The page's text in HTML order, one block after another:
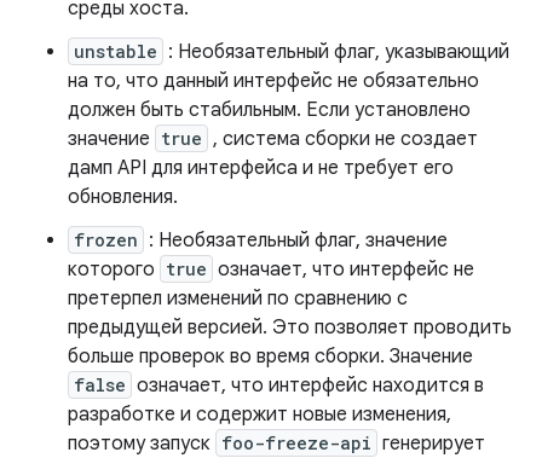
среды хоста.
unstable : Необязательный флаг, указывающий
на то, что данный интерфейс не обязательно
должен быть стабильным. Если установлено
значение true , система сборки не создает
дамп API для интерфейса и не требует его
обновления.
frozen : Необязательный флаг, значение
которого true означает, что интерфейс не
претерпел изменений по сравнению с
предыдущей версией. Это позволяет проводить
больше проверок во время сборки. Значение
false означает, что интерфейс находится в
разработке и содержит новые изменения,
поэтому запуск foo-freeze-api генерирует